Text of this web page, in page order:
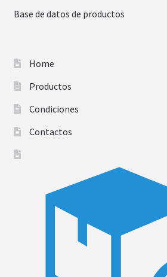
Base de datos de productos
Home
Productos
Condiciones
Contactos